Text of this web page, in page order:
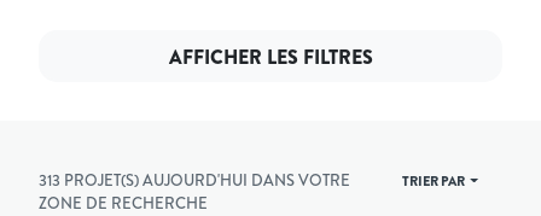
AFFICHER LES FILTRES
313 PROJET(S) AUJOURD'HUI DANS VOTRE
ZONE DE RECHERCHE
TRIER PAR